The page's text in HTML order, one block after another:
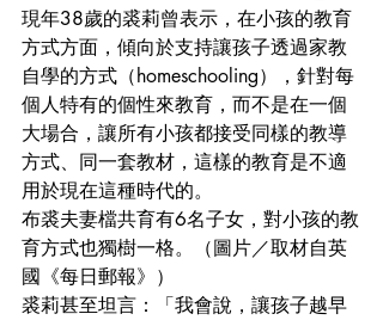
現年38歲的裘莉曾表示，在小孩的教育
方式方面，傾向於支持讓孩子透過家教
自學的方式（homeschooling），針對每
個人特有的個性來教育，而不是在一個
大場合，讓所有小孩都接受同樣的教導
方式、同一套教材，這樣的教育是不適
用於現在這種時代的。
布裘夫妻檔共育有6名子女，對小孩的教
育方式也獨樹一格。（圖片／取材自英
國《每日郵報》）
裘莉甚至坦言：「我會說，讓孩子越早